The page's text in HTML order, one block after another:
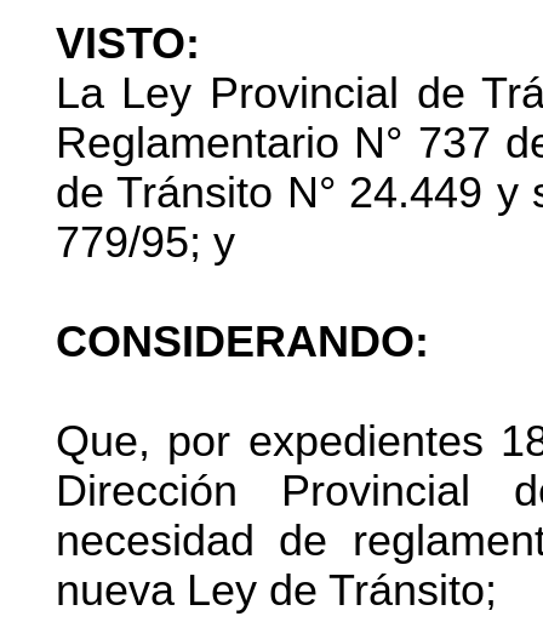
VISTO:
La Ley Provincial de
Reglamentario N° 737
de Tránsito N° 24.449 y
779/95; y
CONSIDERANDO:
Que, por expedientes
Dirección
necesidad de
nueva Ley de Tránsito;